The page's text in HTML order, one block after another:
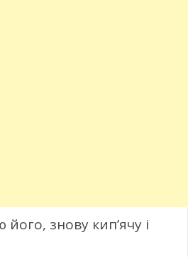
його, знову кип’ячу і